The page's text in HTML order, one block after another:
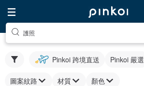
護照
Pinkoi 跨境直送 Pinkoi 嚴選
圖案紋路 材質 顏色